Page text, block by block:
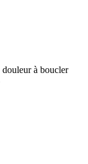
douleur à boucler